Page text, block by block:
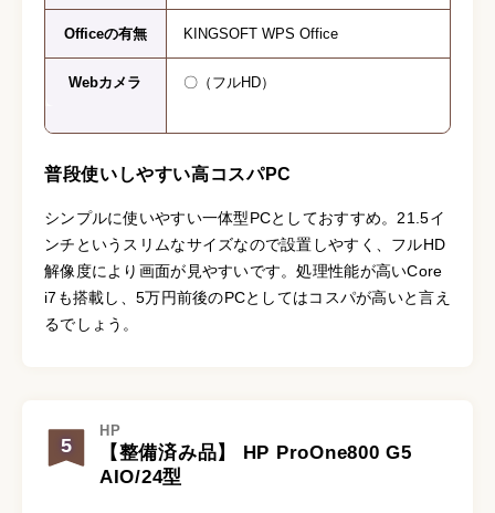
Officeの有無 KINGSOFT WPS Office
Webカメラ 〇（フルHD）
普段使いしやすい高コスパPC
シンプルに使いやすい一体型PCとしておすすめ。21.5イ
ンチというスリムなサイズなので設置しやすく、フルHD
解像度により画面が見やすいです。処理性能が高いCore
i7も搭載し、5万円前後のPCとしてはコスパが高いと言え
るでしょう。
5
HP
【整備済み品】 HP ProOne800 G5
AIO/24型